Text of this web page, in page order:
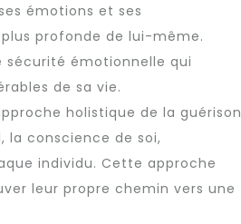
émotions et ses
profonde de lui-même.
émotionnelle qui
de sa vie.
holistique de la guérison
la conscience de soi,
individu. Cette approche
leur propre chemin vers une